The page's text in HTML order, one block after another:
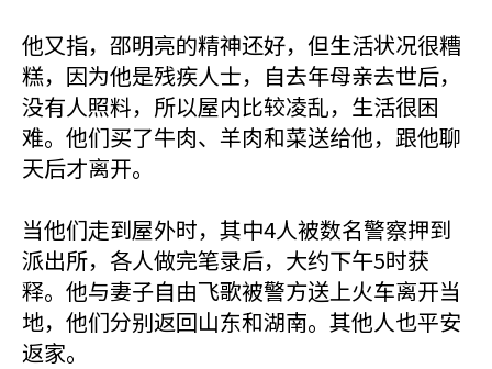
他又指，邵明亮的精神还好，但生活状况很糟
糕，因为他是残疾人士，自去年母亲去世后，
没有人照料，所以屋内比较凌乱，生活很困
难。他们买了牛肉、羊肉和菜送给他，跟他聊
天后才离开。
当他们走到屋外时，其中4人被数名警察押到
派出所，各人做完笔录后，大约下午5时获
释。他与妻子自由飞歌被警方送上火车离开当
地，他们分别返回山东和湖南。其他人也平安
返家。